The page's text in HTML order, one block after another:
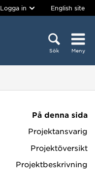
Logga in English site
Sök Meny
På denna sida
Projektansvarig
Projektöversikt
Projektbeskrivning